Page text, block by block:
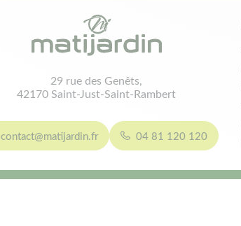
29 rue des Genêts,
42170 Saint-Just-Saint-Rambert
contact@matijardin.fr 04 81 120 120